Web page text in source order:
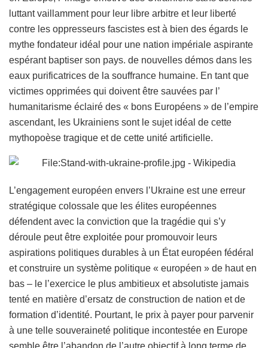
luttant vaillamment pour leur libre arbitre et leur liberté
contre les oppresseurs fascistes est à bien des égards le
mythe fondateur idéal pour une nation impériale aspirante
espérant baptiser son pays. de nouvelles démos dans les
eaux purificatrices de la souffrance humaine. En tant que
victimes opprimées qui doivent être sauvées par l’
humanitarisme éclairé des « bons Européens » de l’empire
ascendant, les Ukrainiens sont le sujet idéal de cette
mythopoèse tragique et de cette unité artificielle.
L’engagement européen envers l’Ukraine est une erreur
stratégique colossale que les élites européennes
défendent avec la conviction que la tragédie qui s’y
déroule peut être exploitée pour promouvoir leurs
aspirations politiques durables à un État européen fédéral
et construire un système politique « européen » de haut en
bas – le l’exercice le plus ambitieux et absolutiste jamais
tenté en matière d’ersatz de construction de nation et de
formation d’identité. Pourtant, le prix à payer pour parvenir
à une telle souveraineté politique incontestée en Europe
semble être l’abandon de l’autre objectif à long terme de